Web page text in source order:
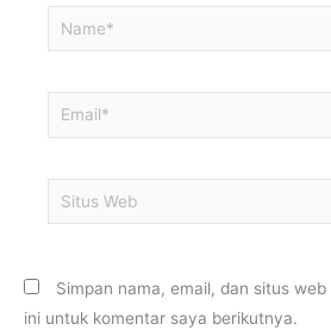
Name*
Email*
Situs
Web
Simpan nama, email, dan situs
ini untuk komentar saya berikutnya.